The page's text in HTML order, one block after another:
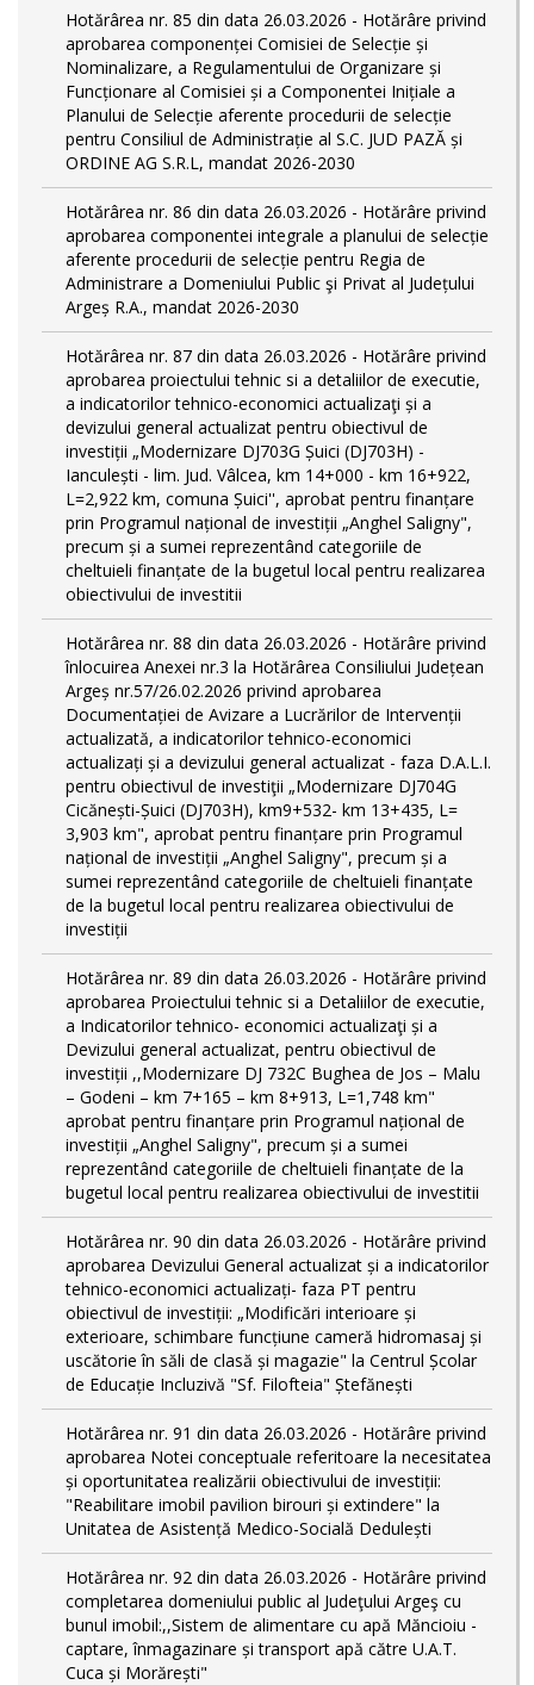
Hotărârea nr. 85 din data 26.03.2026 - Hotărâre privind
aprobarea componenței Comisiei de Selecție și
Nominalizare, a Regulamentului de Organizare și
Funcționare al Comisiei și a Componentei Inițiale a
Planului de Selecție aferente procedurii de selecție
pentru Consiliul de Administrație al S.C. JUD PAZĂ și
ORDINE AG S.R.L, mandat 2026-2030
Hotărârea nr. 86 din data 26.03.2026 - Hotărâre privind
aprobarea componentei integrale a planului de selecție
aferente procedurii de selecție pentru Regia de
Administrare a Domeniului Public şi Privat al Județului
Argeș R.A., mandat 2026-2030
Hotărârea nr. 87 din data 26.03.2026 - Hotărâre privind
aprobarea proiectului tehnic si a detaliilor de executie,
a indicatorilor tehnico-economici actualizaţi și a
devizului general actualizat pentru obiectivul de
investiții „Modernizare DJ703G Șuici (DJ703H) -
Ianculești - lim. Jud. Vâlcea, km 14+000 - km 16+922,
L=2,922 km, comuna Șuici'', aprobat pentru finanțare
prin Programul național de investiții „Anghel Saligny",
precum și a sumei reprezentând categoriile de
cheltuieli finanțate de la bugetul local pentru realizarea
obiectivului de investitii
Hotărârea nr. 88 din data 26.03.2026 - Hotărâre privind
înlocuirea Anexei nr.3 la Hotărârea Consiliului Județean
Argeș nr.57/26.02.2026 privind aprobarea
Documentației de Avizare a Lucrărilor de Intervenții
actualizată, a indicatorilor tehnico-economici
actualizați și a devizului general actualizat - faza D.A.L.I.
pentru obiectivul de investiţii „Modernizare DJ704G
Cicănești-Șuici (DJ703H), km9+532- km 13+435, L=
3,903 km", aprobat pentru finanțare prin Programul
național de investiții „Anghel Saligny", precum și a
sumei reprezentând categoriile de cheltuieli finanțate
de la bugetul local pentru realizarea obiectivului de
investiții
Hotărârea nr. 89 din data 26.03.2026 - Hotărâre privind
aprobarea Proiectului tehnic si a Detaliilor de executie,
a Indicatorilor tehnico- economici actualizaţi și a
Devizului general actualizat, pentru obiectivul de
investiții ,,Modernizare DJ 732C Bughea de Jos – Malu
– Godeni – km 7+165 – km 8+913, L=1,748 km"
aprobat pentru finanțare prin Programul național de
investiții „Anghel Saligny", precum și a sumei
reprezentând categoriile de cheltuieli finanțate de la
bugetul local pentru realizarea obiectivului de investitii
Hotărârea nr. 90 din data 26.03.2026 - Hotărâre privind
aprobarea Devizului General actualizat și a indicatorilor
tehnico-economici actualizați- faza PT pentru
obiectivul de investiții: „Modificări interioare și
exterioare, schimbare funcțiune cameră hidromasaj și
uscătorie în săli de clasă și magazie" la Centrul Școlar
de Educație Incluzivă "Sf. Filofteia" Ștefănești
Hotărârea nr. 91 din data 26.03.2026 - Hotărâre privind
aprobarea Notei conceptuale referitoare la necesitatea
și oportunitatea realizării obiectivului de investiții:
"Reabilitare imobil pavilion birouri și extindere" la
Unitatea de Asistență Medico-Socială Dedulești
Hotărârea nr. 92 din data 26.03.2026 - Hotărâre privind
completarea domeniului public al Judeţului Argeş cu
bunul imobil:,,Sistem de alimentare cu apă Măncioiu -
captare, înmagazinare și transport apă către U.A.T.
Cuca și Morărești"